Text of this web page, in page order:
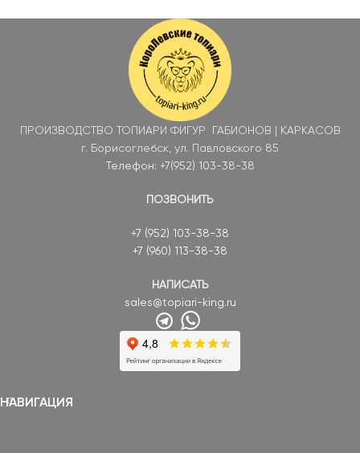
ПРОИЗВОДСТВО ТОПИАРИ ФИГУР ГАБИОНОВ | КАРКАСОВ
г. Борисоглебск, ул. Павловского 85
Телефон: +7(952) 103-38-38
ПОЗВОНИТЬ
+7 (952) 103-38-38
+7 (960) 113-38-38
НАПИСАТЬ
sales@topiari-king.ru
НАВИГАЦИЯ